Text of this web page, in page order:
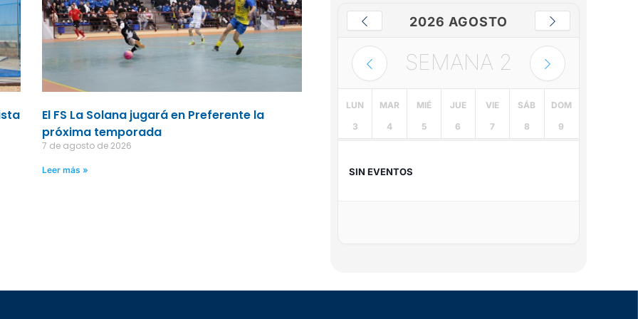
El FS La Solana jugará en Preferente la
próxima temporada
7 de agosto de 2026
Leer más »
2026 AGOSTO
SEMANA 2
LUN
3
MAR
4
MIÉ
5
JUE
6
VIE
7
SÁB
8
DOM
9
SIN EVENTOS